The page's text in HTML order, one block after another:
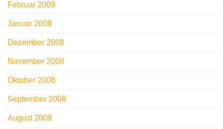
Februar 2009
Januar 2009
Dezember 2008
November 2008
Oktober 2008
September 2008
August 2008